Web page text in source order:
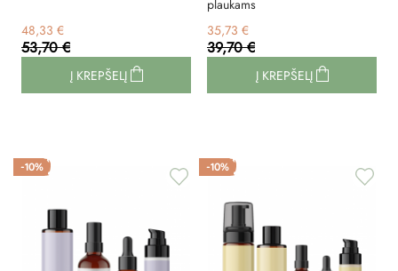
48,33 €
53,70 €
Į KREPŠELĮ
plaukams
35,73 €
39,70 €
Į KREPŠELĮ
-10% -10%